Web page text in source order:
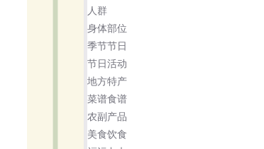
人群
身体部位
季节节日
节日活动
地方特产
菜谱食谱
农副产品
美食饮食